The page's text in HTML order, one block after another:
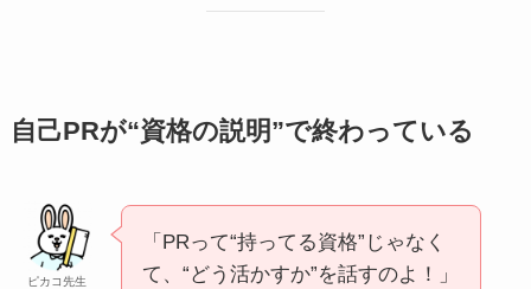
自己PRが“資格の説明”で終わっている
ピカコ先生
「PRって“持ってる資格”じゃなく
て、“どう活かすか”を話すのよ！」